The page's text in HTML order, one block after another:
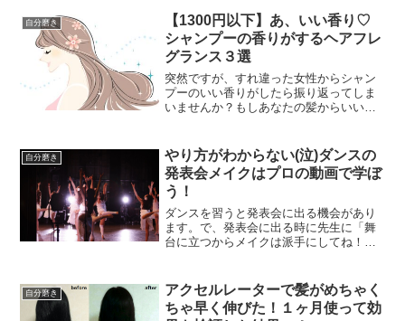
自分磨き
【1300円以下】あ、いい香り♡
シャンプーの香りがするヘアフレ
グランス３選
突然ですが、すれ違った女性からシャン
プーのいい香りがしたら振り返ってしま
いませんか？もしあなたの髪からいい香
ん。 今回はシャンプーの香
りがするヘアフレグランスについてで
す。
自分磨き
やり方がわからない(泣)ダンスの
発表会メイクはプロの動画で学ぼ
う！
ダンスを習うと発表会に出る機会があり
ます。で、発表会に出る時に先生に「舞
台に立つからメイクは派手にしてね！」
い！というわけで今回はダンスの発表会
で映えるメイクを調べてみました。
自分磨き
アクセルレーターで髪がめちゃく
ちゃ早く伸びた！１ヶ月使って効